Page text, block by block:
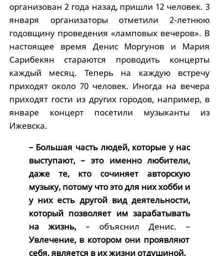
организован 2 года назад, пришли 12 человек. 3
января организаторы отметили 2-летнюю
годовщину проведения «ламповых вечеров». В
настоящее время Денис Моргунов и Мария
Сарибекян стараются проводить концерты
каждый месяц. Теперь на каждую встречу
приходят около 70 человек. Иногда на вечера
приходят гости из других городов, например, в
январе концерт посетили музыканты из
Ижевска.
– Большая часть людей, которые у нас
выступают, – это именно любители,
даже те, кто сочиняет авторскую
музыку, потому что это для них хобби и
у них есть другой вид деятельности,
который позволяет им зарабатывать
на жизнь, – объяснил Денис. –
Увлечение, в котором они проявляют
себя, является в их жизни отдушиной.